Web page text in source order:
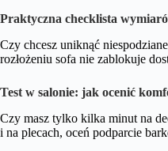
Praktyczna checklista
Czy chcesz uniknąć
rozłożeniu sofa nie zablokuje
Test w salonie: jak ocenić
Czy masz tylko kilka minut na
i na plecach, oceń podparcie